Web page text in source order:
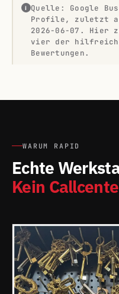
i
Quelle: Google
Profile, zuletzt
2026-06-07. Hier
vier der
Bewertungen.
WARUM RAPID
Echte
Kein